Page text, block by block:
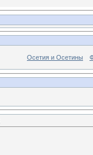
Осетия и Осетины